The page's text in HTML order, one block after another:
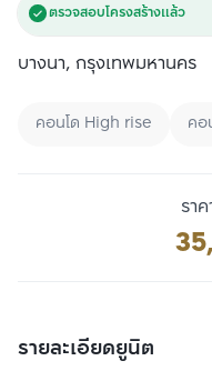
ตรวจสอบโครงสร้างแล้ว
บางนา, กรุงเทพมหานคร
คอนโด High rise คอ
รา
รายละเอียดยูนิต